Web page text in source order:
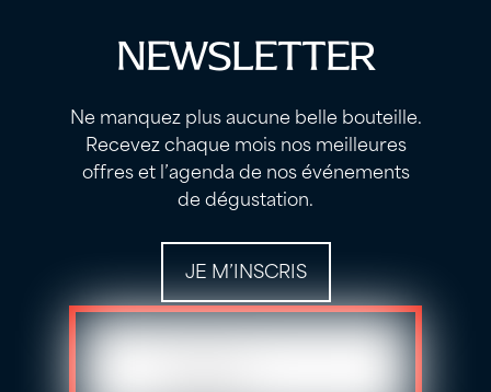
NEWSLETTER
Ne manquez plus aucune belle bouteille.
Recevez chaque mois nos meilleures
offres et l’agenda de nos événements
de dégustation.
JE M’INSCRIS